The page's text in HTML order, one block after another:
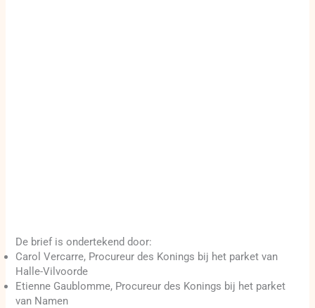
De brief is ondertekend door:
Carol Vercarre, Procureur des Konings bij het parket van
Halle-Vilvoorde
Etienne Gaublomme, Procureur des Konings bij het parket
van Namen